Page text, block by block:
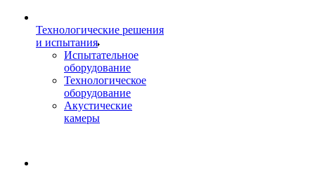
Технологические решения
и испытания
Испытательное
оборудование
Технологическое
оборудование
Акустические
камеры